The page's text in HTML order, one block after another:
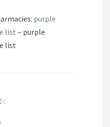
purple
list – purple
list
: